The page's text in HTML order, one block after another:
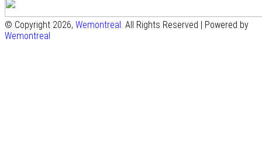
© Copyright 2026, Wemontreal . All Rights Reserved | Powered by
Wemontreal